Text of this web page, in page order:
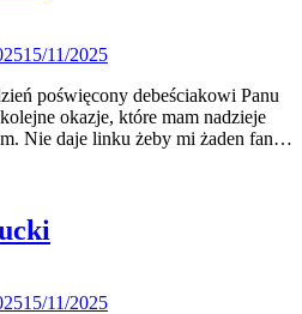
15/11/2025
poświęcony debeściakowi Panu
okazje, które mam nadzieje
Nie daje linku żeby mi żaden fan…
15/11/2025